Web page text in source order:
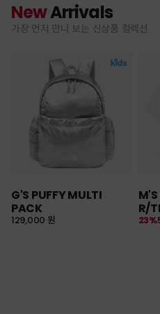
NewArrivals
가장 먼저 만나 보는 신상품 컬렉션
G'S PUFFY MULTI
PACK
129,000 원
M'S
R/
23%